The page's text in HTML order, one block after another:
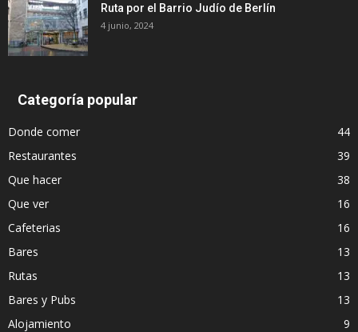
Ruta por el Barrio Judío de Berlín
4 junio, 2024
Categoría popular
Donde comer
44
Restaurantes
39
Que hacer
38
Que ver
16
Cafeterias
16
Bares
13
Rutas
13
Bares y Pubs
13
Alojamiento
9